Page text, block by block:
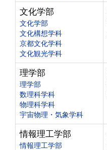
文化学部
文化学部
文化構想学科
京都文化学科
文化観光学科
理学部
理学部
数理科学科
物理科学科
宇宙物理・気象学科
情報理工学部
情報理工学部